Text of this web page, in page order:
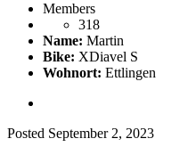
Members
318
Name: Martin
Bike: XDiavel S
Wohnort: Ettlingen
Posted September 2, 2023